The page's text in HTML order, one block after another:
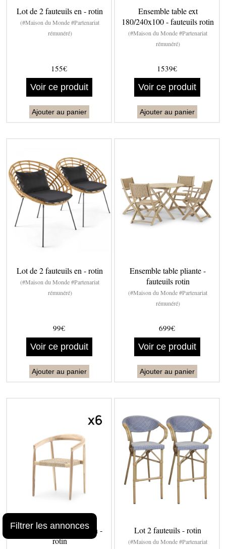
Lot de 2 fauteuils en - rotin
(#Maison du Monde #Partenariat
rémunéré)
155€
Voir ce produit
Ajouter au panier
Ensemble table ext
180/240x100 - fauteuils rotin
(#Maison du Monde #Partenariat
rémunéré)
1539€
Voir ce produit
Ajouter au panier
Lot de 2 fauteuils en - rotin
(#Maison du Monde #Partenariat
rémunéré)
99€
Voir ce produit
Ajouter au panier
Ensemble table pliante -
fauteuils rotin
(#Maison du Monde #Partenariat
rémunéré)
699€
Voir ce produit
Ajouter au panier
Pack 6 fauteuils de jardin -
rotin
Lot 2 fauteuils - rotin
(#Maison du Monde #Partenariat
Filtrer les annonces